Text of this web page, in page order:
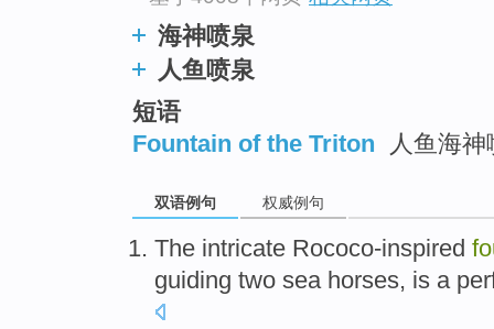
海神喷泉
人鱼喷泉
短语
Fountain of the Triton
人鱼海神
双语例句 权威例句
The intricate Rococo-inspired
guiding two sea horses, is a